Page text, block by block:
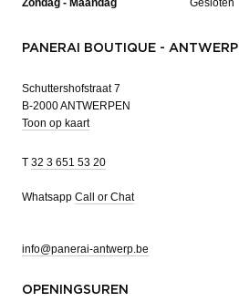
Zondag - Maandag Gesloten
PANERAI BOUTIQUE - ANTWERP
Schuttershofstraat 7
B-2000 ANTWERPEN
Toon op kaart
T 32 3 651 53 20
Whatsapp Call or Chat
info@panerai-antwerp.be
OPENINGSUREN